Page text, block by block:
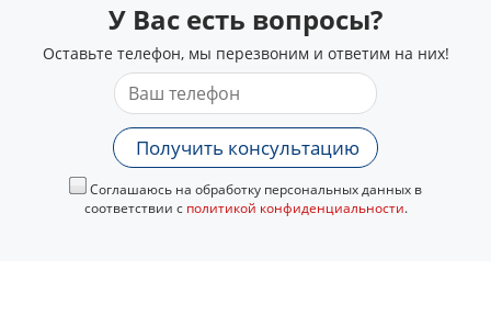
У Вас есть вопросы?
Оставьте телефон, мы перезвоним и ответим на них!
Получить консультацию
Соглашаюсь на обработку персональных данных в
соответствии с политикой конфиденциальности.